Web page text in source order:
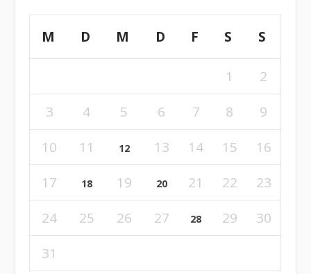
M D M D F S S
1
2
3
4 5 6 7 8
9
10
11 12 13 14 15
16
17
18 19 20 21 22
23
24
25 26 27 28 29
30
31